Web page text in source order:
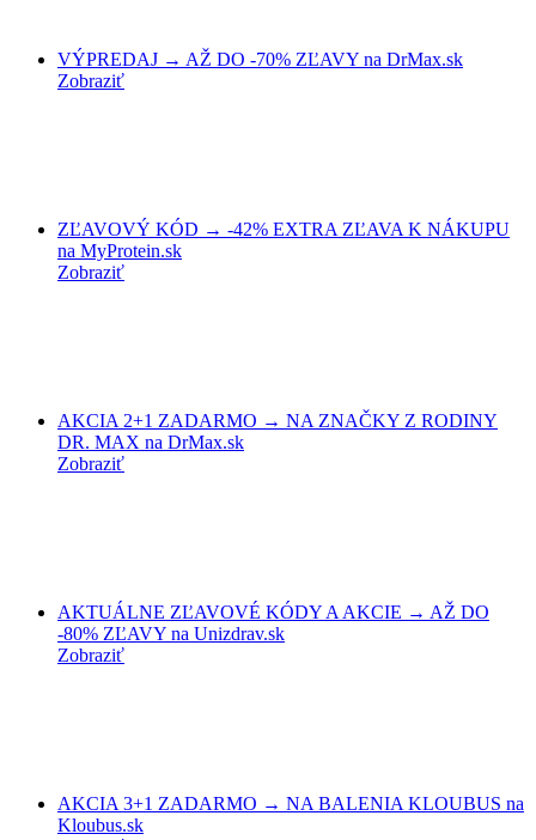
VÝPREDAJ → AŽ DO -70% ZĽAVY na DrMax.sk
Zobraziť
ZĽAVOVÝ KÓD → -42% EXTRA ZĽAVA K NÁKUPU
na MyProtein.sk
Zobraziť
AKCIA 2+1 ZADARMO → NA ZNAČKY Z RODINY
DR. MAX na DrMax.sk
Zobraziť
AKTUÁLNE ZĽAVOVÉ KÓDY A AKCIE → AŽ DO
-80% ZĽAVY na Unizdrav.sk
Zobraziť
AKCIA 3+1 ZADARMO → NA BALENIA KLOUBUS na
Kloubus.sk